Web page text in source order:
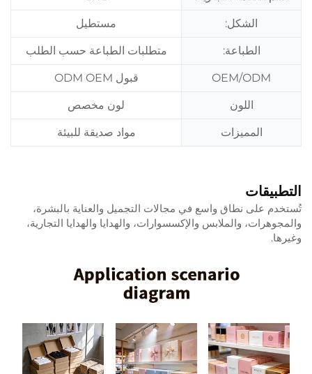
الشكل: مستطيل
الطباعة: متطلبات الطباعة حسب الطلب
OEM/ODM قبول ODM OEM
اللون لون مخصص
المميزات مواد صديقة للبيئة
التطبيقات
تُستخدم على نطاق واسع في مجالات التجميل والعناية بالبشرة،
والمجوهرات، والملابس والإكسسوارات، والهدايا والهدايا التجارية،
وغيرها.